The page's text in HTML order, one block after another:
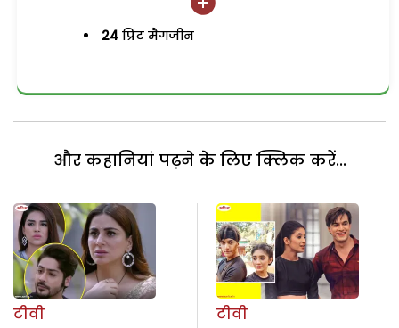
24 प्रिंट मैगजीन
और कहानियां पढ़ने के लिए क्लिक करें...
टीवी
टीवी